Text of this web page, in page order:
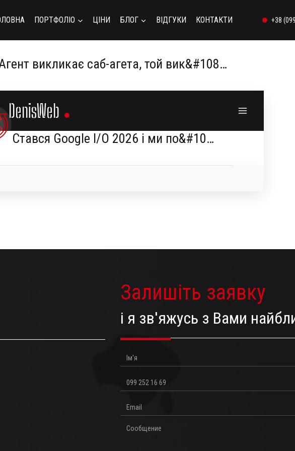
ПОРТФОЛІО ЦІНИ БЛОГ ВІДГУКИ КОНТАКТИ +38
викликає саб-агета, той вик&#108…
Залишіть заявку
і я зв'яжусь з Вами
Ім'я
Телефон
Email
Повідомлення